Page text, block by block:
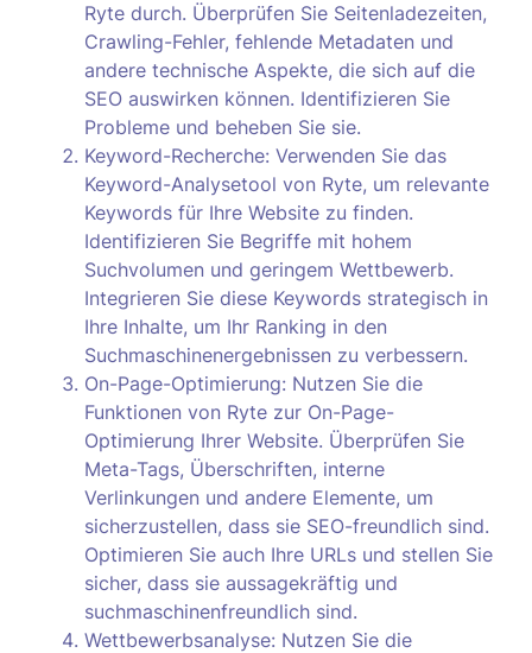
Ryte durch. Überprüfen Sie Seitenladezeiten,
Crawling-Fehler, fehlende Metadaten und
andere technische Aspekte, die sich auf die
SEO auswirken können. Identifizieren Sie
Probleme und beheben Sie sie.
Keyword-Recherche: Verwenden Sie das
Keyword-Analysetool von Ryte, um relevante
Keywords für Ihre Website zu finden.
Identifizieren Sie Begriffe mit hohem
Suchvolumen und geringem Wettbewerb.
Integrieren Sie diese Keywords strategisch in
Ihre Inhalte, um Ihr Ranking in den
Suchmaschinenergebnissen zu verbessern.
On-Page-Optimierung: Nutzen Sie die
Funktionen von Ryte zur On-Page-
Optimierung Ihrer Website. Überprüfen Sie
Meta-Tags, Überschriften, interne
Verlinkungen und andere Elemente, um
sicherzustellen, dass sie SEO-freundlich sind.
Optimieren Sie auch Ihre URLs und stellen Sie
sicher, dass sie aussagekräftig und
suchmaschinenfreundlich sind.
Wettbewerbsanalyse: Nutzen Sie die